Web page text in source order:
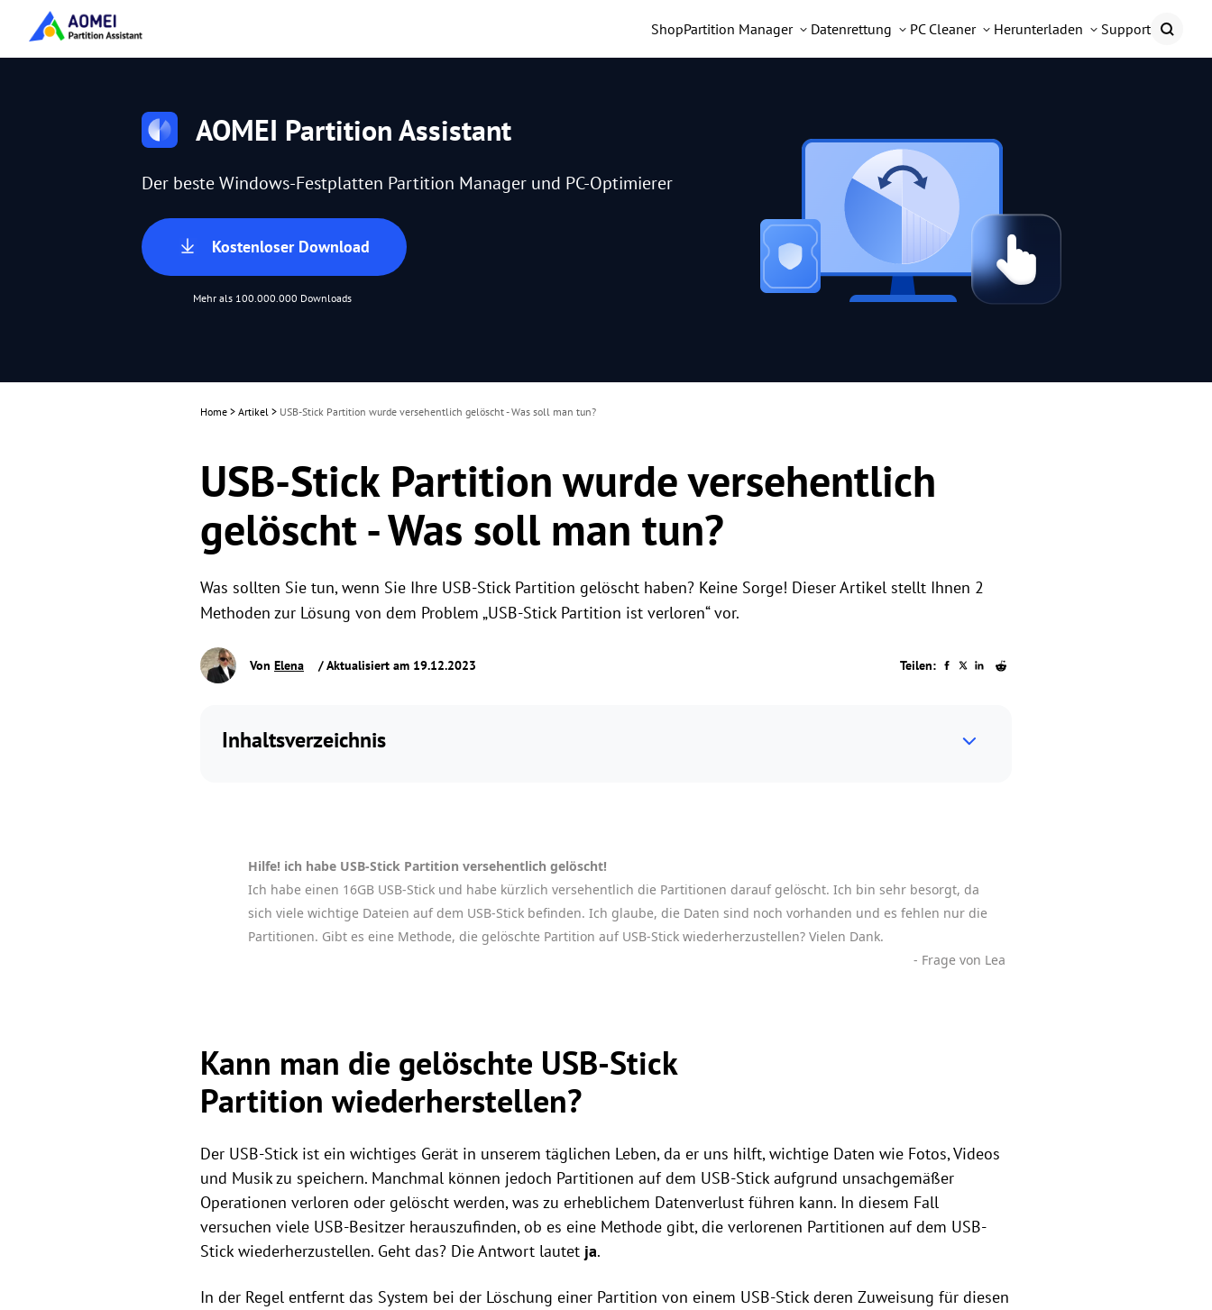
ShopPartition Manager Datenrettung PC Cleaner Herunterladen Support
AOMEI Partition Assistant
Der beste Windows-Festplatten Partition Manager und PC-Optimierer
Kostenloser Download
Mehr als 100.000.000 Downloads
Home > Artikel > USB-Stick Partition wurde versehentlich gelöscht - Was soll man tun?
USB-Stick Partition wurde versehentlich
gelöscht - Was soll man tun?
Was sollten Sie tun, wenn Sie Ihre USB-Stick Partition gelöscht haben? Keine Sorge! Dieser Artikel stellt Ihnen 2
Methoden zur Lösung von dem Problem „USB-Stick Partition ist verloren“ vor.
Von Elena / Aktualisiert am 19.12.2023 Teilen:
Inhaltsverzeichnis
Hilfe! ich habe USB-Stick Partition versehentlich gelöscht!
Ich habe einen 16GB USB-Stick und habe kürzlich versehentlich die Partitionen darauf gelöscht. Ich bin sehr besorgt, da
sich viele wichtige Dateien auf dem USB-Stick befinden. Ich glaube, die Daten sind noch vorhanden und es fehlen nur die
Partitionen. Gibt es eine Methode, die gelöschte Partition auf USB-Stick wiederherzustellen? Vielen Dank.
- Frage von Lea
Kann man die gelöschte USB-Stick
Partition wiederherstellen?
Der USB-Stick ist ein wichtiges Gerät in unserem täglichen Leben, da er uns hilft, wichtige Daten wie Fotos, Videos
und Musik zu speichern. Manchmal können jedoch Partitionen auf dem USB-Stick aufgrund unsachgemäßer
Operationen verloren oder gelöscht werden, was zu erheblichem Datenverlust führen kann. In diesem Fall
versuchen viele USB-Besitzer herauszufinden, ob es eine Methode gibt, die verlorenen Partitionen auf dem USB-
Stick wiederherzustellen. Geht das? Die Antwort lautet ja.
In der Regel entfernt das System bei der Löschung einer Partition von einem USB-Stick deren Zuweisung für diesen